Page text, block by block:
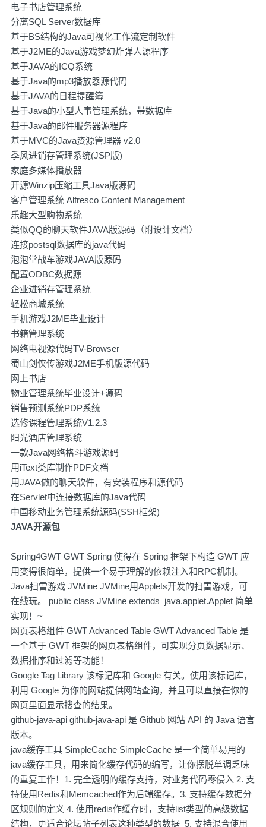
电子书店管理系统
分离SQL Server数据库
基于BS结构的Java可视化工作流定制软件
基于J2ME的Java游戏梦幻炸弹人源程序
基于JAVA的ICQ系统
基于Java的mp3播放器源代码
基于JAVA的日程提醒簿
基于Java的小型人事管理系统，带数据库
基于Java的邮件服务器源程序
基于MVC的Java资源管理器 v2.0
季风进销存管理系统(JSP版)
家庭多媒体播放器
开源Winzip压缩工具Java版源码
客户管理系统 Alfresco Content Management
乐趣大型购物系统
类似QQ的聊天软件JAVA版源码（附设计文档）
连接postsql数据库的java代码
泡泡堂战车游戏JAVA版源码
配置ODBC数据源
企业进销存管理系统
轻松商城系统
手机游戏J2ME毕业设计
书籍管理系统
网络电视源代码TV-Browser
蜀山剑侠传游戏J2ME手机版源代码
网上书店
物业管理系统毕业设计+源码
销售预测系统PDP系统
选修课程管理系统V1.2.3
阳光酒店管理系统
一款Java网络格斗游戏源码
用iText类库制作PDF文档
用JAVA做的聊天软件，有安装程序和源代码
在Servlet中连接数据库的Java代码
中国移动业务管理系统源码(SSH框架)
JAVA开源包
Spring4GWT GWT Spring 使得在 Spring 框架下构造 GWT 应
用变得很简单，提供一个易于理解的依赖注入和RPC机制。
Java扫雷游戏 JVMine JVMine用Applets开发的扫雷游戏，可
在线玩。 public class JVMine extends java.applet.Applet 简单
实现！~
网页表格组件 GWT Advanced Table GWT Advanced Table 是
一个基于 GWT 框架的网页表格组件，可实现分页数据显示、
数据排序和过滤等功能！
Google Tag Library 该标记库和 Google 有关。使用该标记库，
利用 Google 为你的网站提供网站查询，并且可以直接在你的
网页里面显示搜查的结果。
github-java-api github-java-api 是 Github 网站 API 的 Java 语言
版本。
java缓存工具 SimpleCache SimpleCache 是一个简单易用的
java缓存工具，用来简化缓存代码的编写，让你摆脱单调乏味
的重复工作！1. 完全透明的缓存支持，对业务代码零侵入 2. 支
持使用Redis和Memcached作为后端缓存。3. 支持缓存数据分
区规则的定义 4. 使用redis作缓存时，支持list类型的高级数据
结构，更适合论坛帖子列表这种类型的数据 5. 支持混合使用